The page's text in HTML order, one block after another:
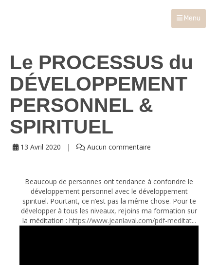
Menu
Le PROCESSUS du
DÉVELOPPEMENT
PERSONNEL &
SPIRITUEL
13 Avril 2020 Aucun commentaire
Beaucoup de personnes ont tendance à confondre le
développement personnel avec le développement
spirituel. Pourtant, ce n’est pas la même chose. Pour te
développer à tous les niveaux, rejoins ma formation sur
la méditation : https://www.jeanlaval.com/pdf-meditat...